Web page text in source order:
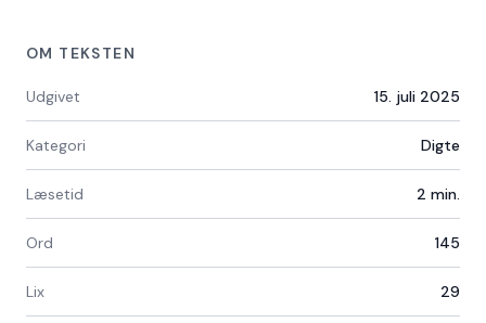
OM TEKSTEN
Udgivet 15. juli 2025
Kategori Digte
Læsetid 2 min.
Ord 145
Lix 29